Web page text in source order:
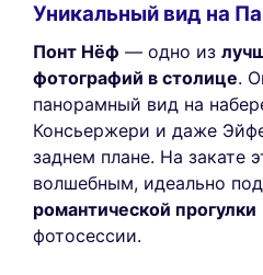
Уникальный вид на
Понт Нёф — одно из
фотографий в столице.
панорамный вид на
Консьержери и даже
заднем плане. На закате
волшебным, идеально
романтической прогулки
фотосессии.